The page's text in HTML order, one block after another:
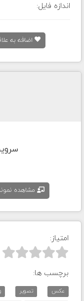
اندازه فایل:
اضافه به
مشاهده
امتیاز:



برچسب ها:
عکس تصویر